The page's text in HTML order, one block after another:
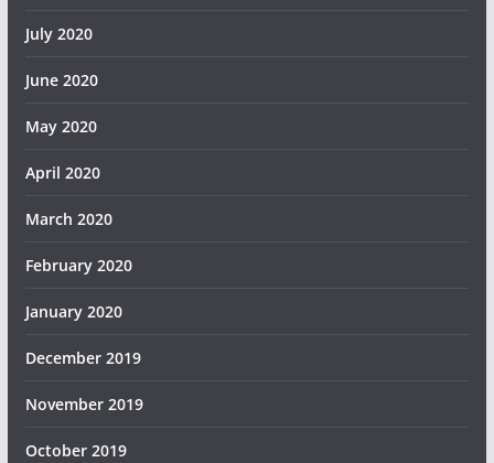
July 2020
June 2020
May 2020
April 2020
March 2020
February 2020
January 2020
December 2019
November 2019
October 2019